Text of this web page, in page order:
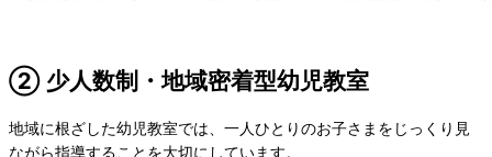
② 少人数制・地域密着型幼児教室
地域に根ざした幼児教室では、一人ひとりのお子さまをじっくり見
ながら指導することを大切にしています。